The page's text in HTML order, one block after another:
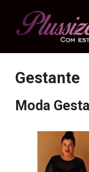
Gestante
Moda